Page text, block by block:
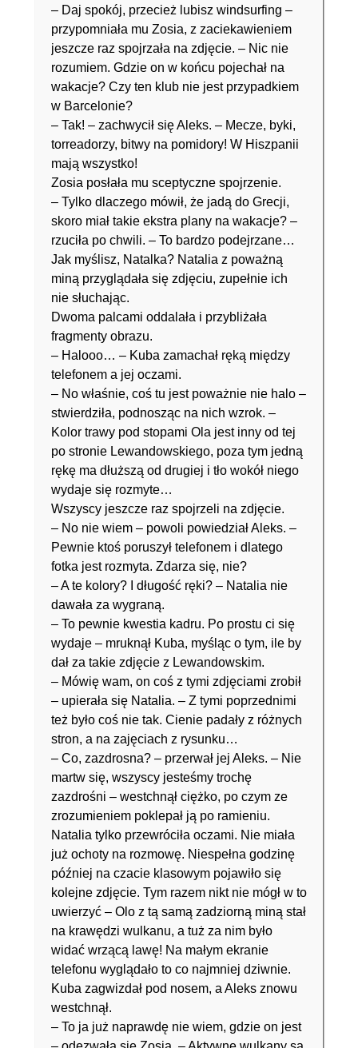
– Daj spokój, przecież lubisz windsurfing –
przypomniała mu Zosia, z zaciekawieniem
jeszcze raz spojrzała na zdjęcie. – Nic nie
rozumiem. Gdzie on w końcu pojechał na
wakacje? Czy ten klub nie jest przypadkiem
w Barcelonie?
– Tak! – zachwycił się Aleks. – Mecze, byki,
torreadorzy, bitwy na pomidory! W Hiszpanii
mają wszystko!
Zosia posłała mu sceptyczne spojrzenie.
– Tylko dlaczego mówił, że jadą do Grecji,
skoro miał takie ekstra plany na wakacje? –
rzuciła po chwili. – To bardzo podejrzane…
Jak myślisz, Natalka? Natalia z poważną
miną przyglądała się zdjęciu, zupełnie ich
nie słuchając.
Dwoma palcami oddalała i przybliżała
fragmenty obrazu.
– Halooo… – Kuba zamachał ręką między
telefonem a jej oczami.
– No właśnie, coś tu jest poważnie nie halo –
stwierdziła, podnosząc na nich wzrok. –
Kolor trawy pod stopami Ola jest inny od tej
po stronie Lewandowskiego, poza tym jedną
rękę ma dłuższą od drugiej i tło wokół niego
wydaje się rozmyte…
Wszyscy jeszcze raz spojrzeli na zdjęcie.
– No nie wiem – powoli powiedział Aleks. –
Pewnie ktoś poruszył telefonem i dlatego
fotka jest rozmyta. Zdarza się, nie?
– A te kolory? I długość ręki? – Natalia nie
dawała za wygraną.
– To pewnie kwestia kadru. Po prostu ci się
wydaje – mruknął Kuba, myśląc o tym, ile by
dał za takie zdjęcie z Lewandowskim.
– Mówię wam, on coś z tymi zdjęciami zrobił
– upierała się Natalia. – Z tymi poprzednimi
też było coś nie tak. Cienie padały z różnych
stron, a na zajęciach z rysunku…
– Co, zazdrosna? – przerwał jej Aleks. – Nie
martw się, wszyscy jesteśmy trochę
zazdrośni – westchnął ciężko, po czym ze
zrozumieniem poklepał ją po ramieniu.
Natalia tylko przewróciła oczami. Nie miała
już ochoty na rozmowę. Niespełna godzinę
później na czacie klasowym pojawiło się
kolejne zdjęcie. Tym razem nikt nie mógł w to
uwierzyć – Olo z tą samą zadziorną miną stał
na krawędzi wulkanu, a tuż za nim było
widać wrzącą lawę! Na małym ekranie
telefonu wyglądało to co najmniej dziwnie.
Kuba zagwizdał pod nosem, a Aleks znowu
westchnął.
– To ja już naprawdę nie wiem, gdzie on jest